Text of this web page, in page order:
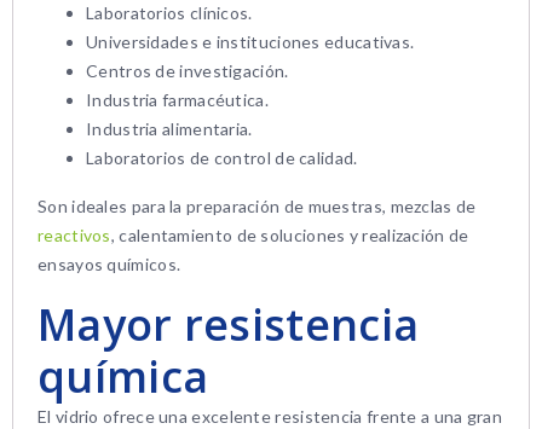
Laboratorios clínicos.
Universidades e instituciones educativas.
Centros de investigación.
Industria farmacéutica.
Industria alimentaria.
Laboratorios de control de calidad.
Son ideales para la preparación de muestras, mezclas de
reactivos, calentamiento de soluciones y realización de
ensayos químicos.
Mayor resistencia
química
El vidrio ofrece una excelente resistencia frente a una gran